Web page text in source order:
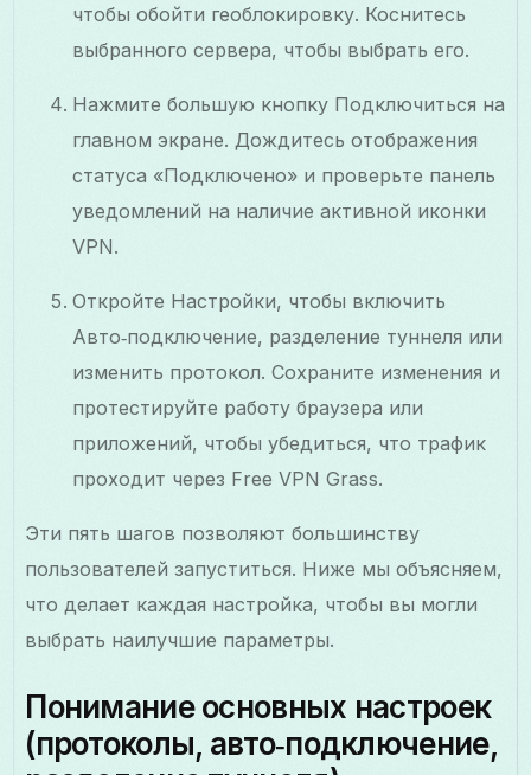
чтобы обойти геоблокировку. Коснитесь
выбранного сервера, чтобы выбрать его.
Нажмите большую кнопку Подключиться на
главном экране. Дождитесь отображения
статуса «Подключено» и проверьте панель
уведомлений на наличие активной иконки
VPN.
Откройте Настройки, чтобы включить
Авто‑подключение, разделение туннеля или
изменить протокол. Сохраните изменения и
протестируйте работу браузера или
приложений, чтобы убедиться, что трафик
проходит через Free VPN Grass.
Эти пять шагов позволяют большинству
пользователей запуститься. Ниже мы объясняем,
что делает каждая настройка, чтобы вы могли
выбрать наилучшие параметры.
Понимание основных настроек
(протоколы, авто‑подключение,